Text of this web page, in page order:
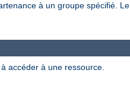
à un groupe spécifié. Le
accéder à une ressource.